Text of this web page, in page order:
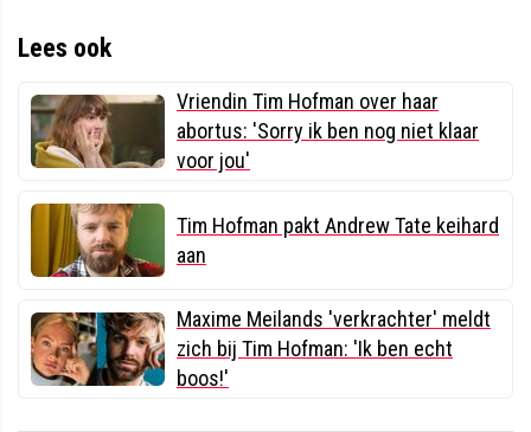
Lees ook
Vriendin Tim Hofman over haar
abortus: 'Sorry ik ben nog niet klaar
voor jou'
Tim Hofman pakt Andrew Tate keihard
aan
Maxime Meilands 'verkrachter' meldt
zich bij Tim Hofman: 'Ik ben echt
boos!'